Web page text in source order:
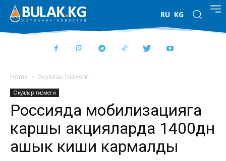
RU KG
Home Окуялар тизмеги
Окуялар тизмеги
Россияда мобилизацияга
каршы акцияларда 1400дөн
ашык киши кармалды